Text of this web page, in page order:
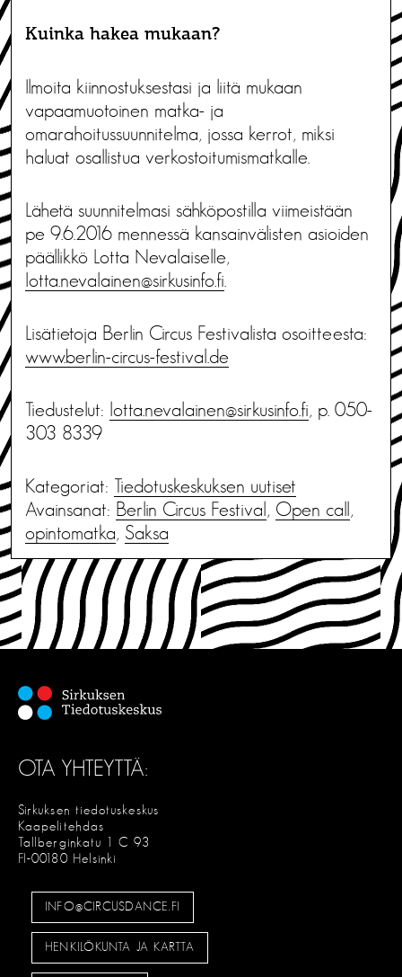
Kuinka hakea mukaan?
Ilmoita kiinnostuksestasi ja liitä mukaan
vapaamuotoinen matka- ja
omarahoitussuunnitelma, jossa kerrot, miksi
haluat osallistua verkostoitumismatkalle.
Lähetä suunnitelmasi sähköpostilla viimeistään
pe 9.6.2016 mennessä kansainvälisten asioiden
päällikkö Lotta Nevalaiselle,
lotta.nevalainen@sirkusinfo.fi
Lisätietoja Berlin Circus Festivalista osoitteesta:
www.berlin-circus-festival.de
Tiedustelut: lotta.nevalainen@sirkusinfo.fi, p. 050-
303 8339
Kategoriat: Tiedotus­keskuksen uutiset
Avainsanat: Berlin Circus Festival , Open call ,
opintomatka, Saksa
OTA YHTEYTTÄ:
Sirkuksen tiedotuskeskus
Kaapelitehdas
Tallberginkatu 1 C 93
FI-00180 Helsinki
INFO@CIRCUSDANCE.FI
HENKILÖKUNTA JA KARTTA